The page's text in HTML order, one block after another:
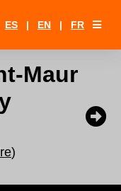
ES | EN | FR
Maur
)